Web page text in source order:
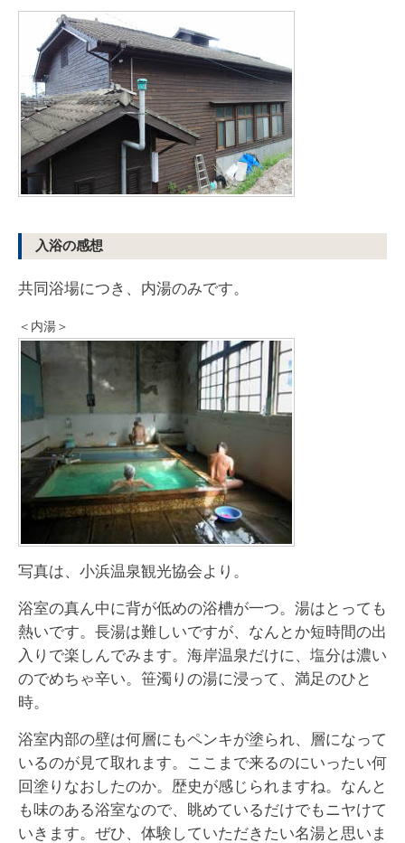
入浴の感想
共同浴場につき、内湯のみです。
＜内湯＞
写真は、小浜温泉観光協会より。
浴室の真ん中に背が低めの浴槽が一つ。湯はとっても
熱いです。長湯は難しいですが、なんとか短時間の出
入りで楽しんでみます。海岸温泉だけに、塩分は濃い
のでめちゃ辛い。笹濁りの湯に浸って、満足のひと
時。
浴室内部の壁は何層にもペンキが塗られ、層になって
いるのが見て取れます。ここまで来るのにいったい何
回塗りなおしたのか。歴史が感じられますね。なんと
も味のある浴室なので、眺めているだけでもニヤけて
いきます。ぜひ、体験していただきたい名湯と思いま